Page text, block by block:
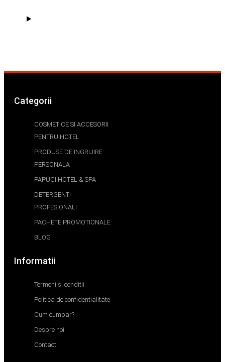
Categorii
COSMETICE SI ACCESORII
PENTRU HOTEL
PRODUSE DE INGRIJIRE
PERSONALA
PAPUCI HOTEL & SPA
DETERGENTI
PROFESIONALI
PACHETE PROMOTIONALE
BLOG
Informatii
Termeni si conditii
Politica de confidentialitate
Cum cumpar?
Despre noi
Contact